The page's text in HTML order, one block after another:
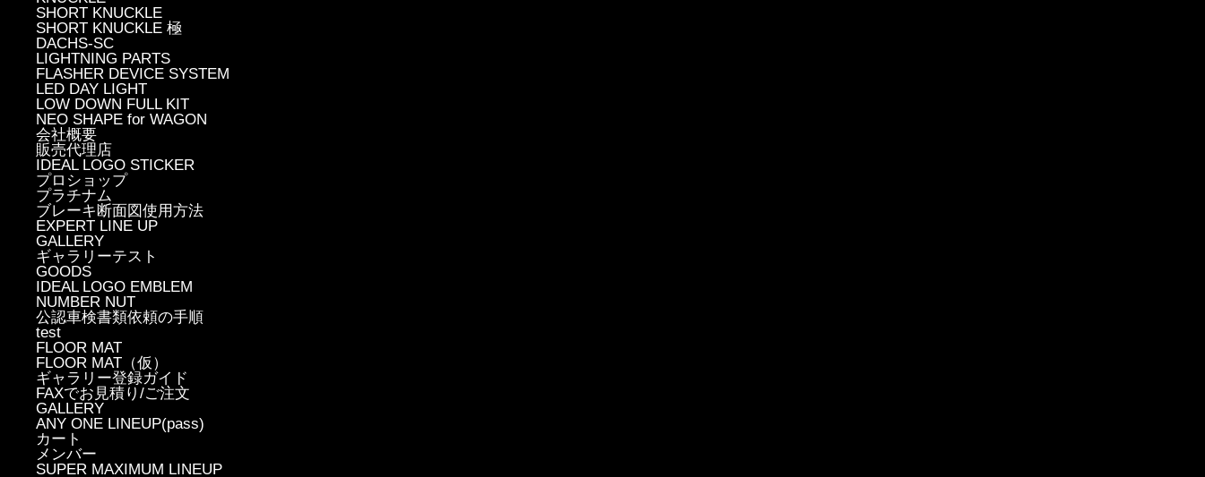
SHORT KNUCKLE
SHORT KNUCKLE 極
DACHS-SC
LIGHTNING PARTS
FLASHER DEVICE SYSTEM
LED DAY LIGHT
LOW DOWN FULL KIT
NEO SHAPE for WAGON
会社概要
販売代理店
IDEAL LOGO STICKER
プロショップ
プラチナム
ブレーキ断面図使用方法
EXPERT LINE UP
GALLERY
ギャラリーテスト
GOODS
IDEAL LOGO EMBLEM
NUMBER NUT
公認車検書類依頼の手順
test
FLOOR MAT
FLOOR MAT（仮）
ギャラリー登録ガイド
FAXでお見積り/ご注文
GALLERY
ANY ONE LINEUP(pass)
カート
メンバー
SUPER MAXIMUM LINEUP